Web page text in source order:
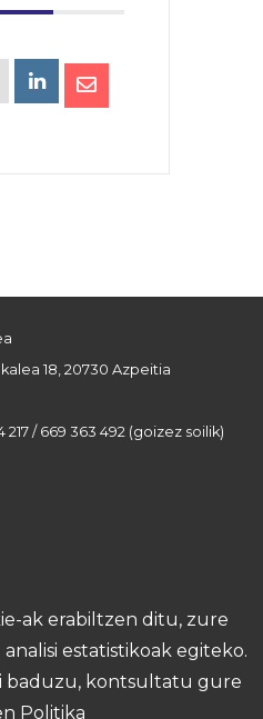
18, 20730 Azpeitia
217 / 669 363 492 (goizez soilik)
ak erabiltzen ditu, zure
estatistikoak egiteko.
baduzu, kontsultatu gure
Politika